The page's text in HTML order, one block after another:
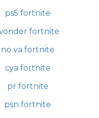
ps5 fortnite
fortnite
no va fortnite
cya fortnite
pr fortnite
psn fortnite